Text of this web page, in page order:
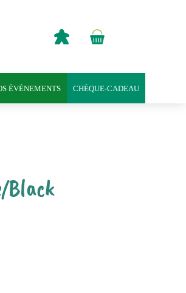
Panier
0,00
CHÈQUE-CADEAU
ÉVÉNEMENTS
Black